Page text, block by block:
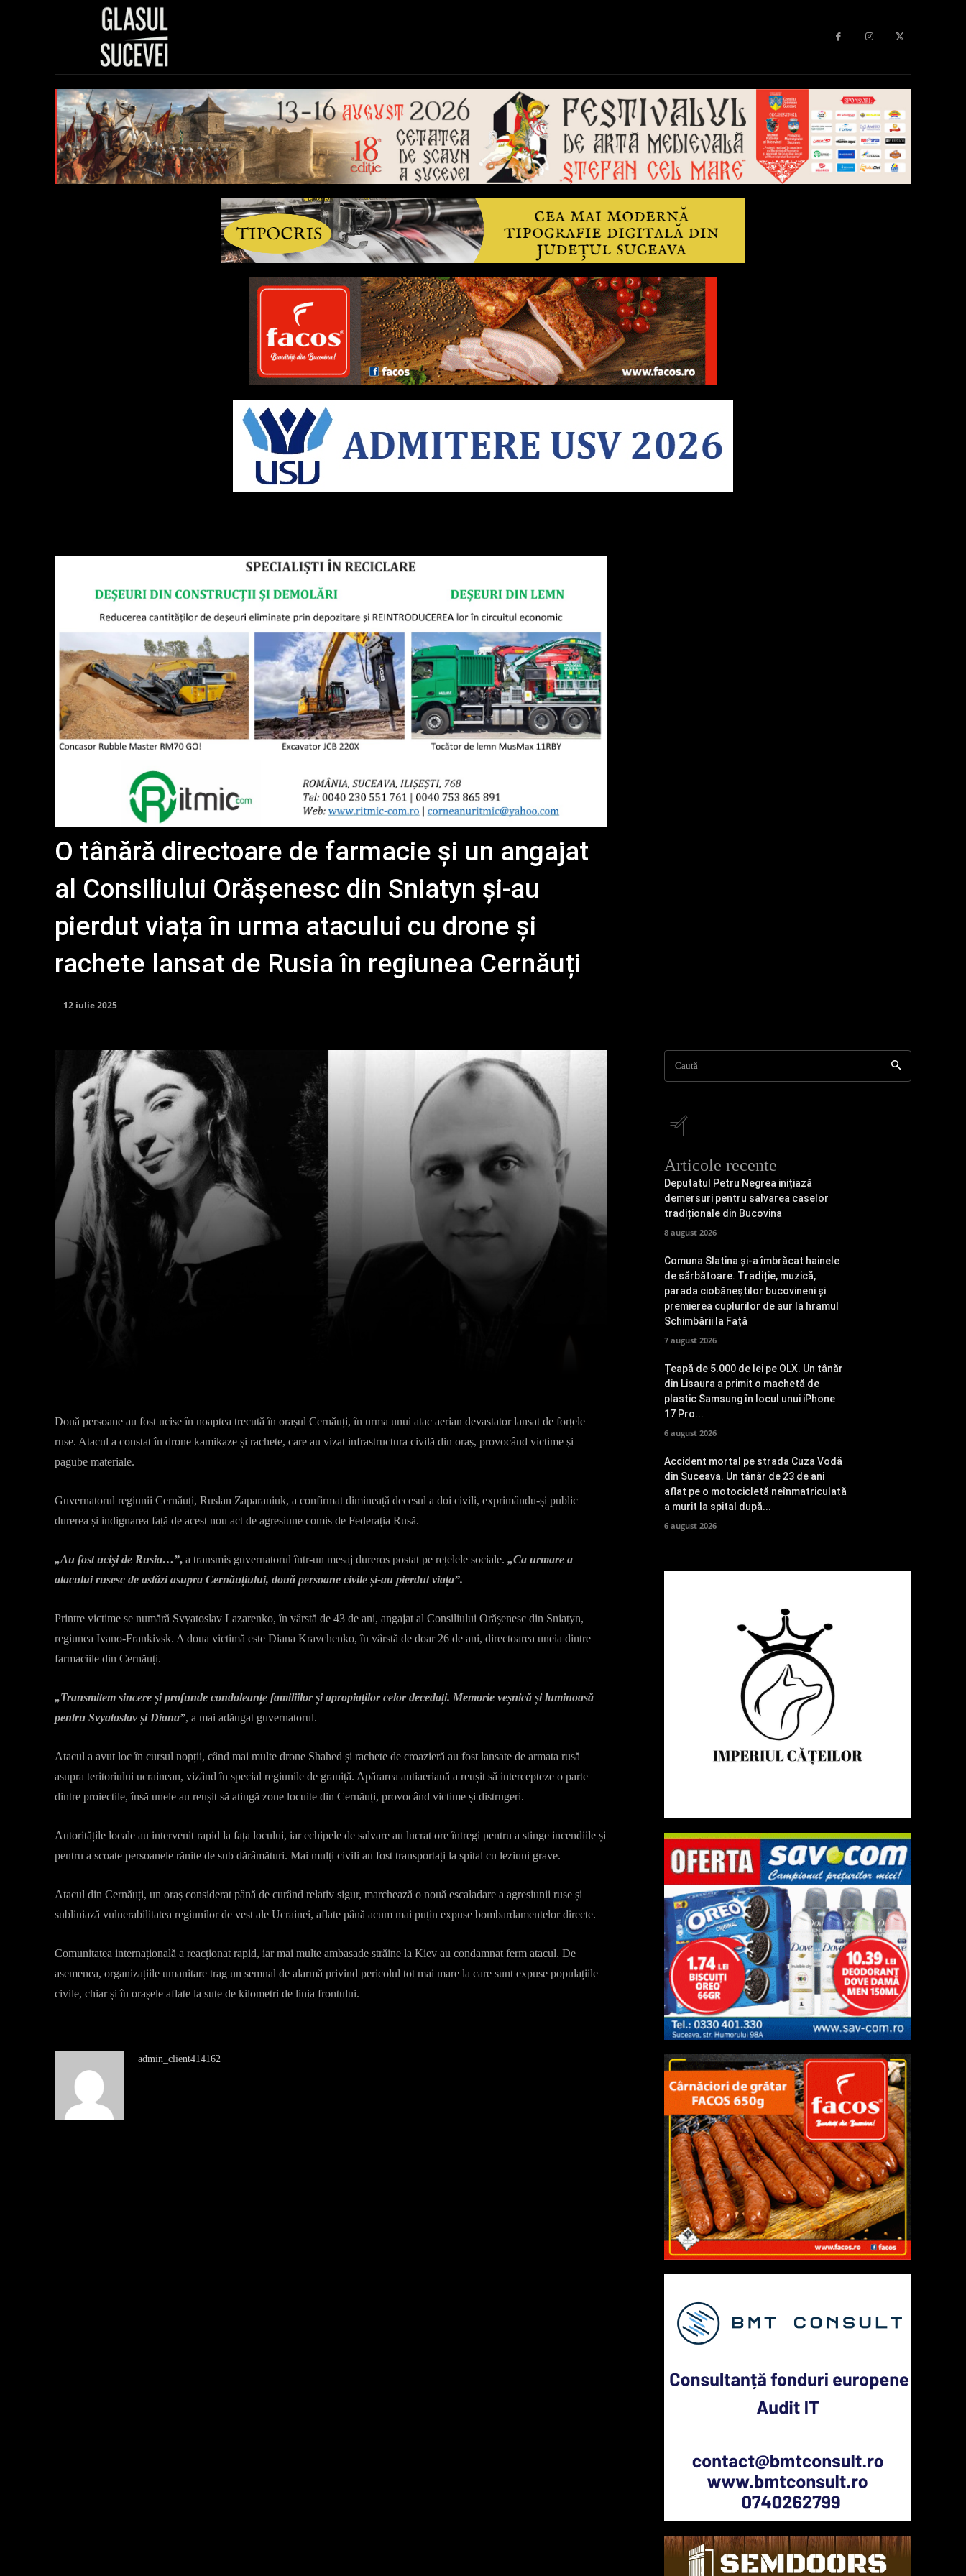
O tânără directoare de farmacie și un angajat
al Consiliului Orășenesc din Sniatyn și-au
pierdut viața în urma atacului cu drone și
rachete lansat de Rusia în regiunea Cernăuți
12 iulie 2025
Două persoane au fost ucise în noaptea trecută în orașul Cernăuți, în urma unui atac aerian devastator lansat de forțele
ruse. Atacul a constat în drone kamikaze și rachete, care au vizat infrastructura civilă din oraș, provocând victime și
pagube materiale.
Guvernatorul regiunii Cernăuți, Ruslan Zaparaniuk, a confirmat dimineață decesul a doi civili, exprimându-și public
durerea și indignarea față de acest nou act de agresiune comis de Federația Rusă.
„Au fost uciși de Rusia…”, a transmis guvernatorul într-un mesaj dureros postat pe rețelele sociale. „Ca urmare a
atacului rusesc de astăzi asupra Cernăuțiului, două persoane civile și-au pierdut viața”.
Printre victime se numără Svyatoslav Lazarenko, în vârstă de 43 de ani, angajat al Consiliului Orășenesc din Sniatyn,
regiunea Ivano-Frankivsk. A doua victimă este Diana Kravchenko, în vârstă de doar 26 de ani, directoarea uneia dintre
farmaciile din Cernăuți.
„Transmitem sincere și profunde condoleanțe familiilor și apropiaților celor decedați. Memorie veșnică și luminoasă
pentru Svyatoslav și Diana”, a mai adăugat guvernatorul.
Atacul a avut loc în cursul nopții, când mai multe drone Shahed și rachete de croazieră au fost lansate de armata rusă
asupra teritoriului ucrainean, vizând în special regiunile de graniță. Apărarea antiaeriană a reușit să intercepteze o parte
dintre proiectile, însă unele au reușit să atingă zone locuite din Cernăuți, provocând victime și distrugeri.
Autoritățile locale au intervenit rapid la fața locului, iar echipele de salvare au lucrat ore întregi pentru a stinge incendiile și
pentru a scoate persoanele rănite de sub dărâmături. Mai mulți civili au fost transportați la spital cu leziuni grave.
Atacul din Cernăuți, un oraș considerat până de curând relativ sigur, marchează o nouă escaladare a agresiunii ruse și
subliniază vulnerabilitatea regiunilor de vest ale Ucrainei, aflate până acum mai puțin expuse bombardamentelor directe.
Comunitatea internațională a reacționat rapid, iar mai multe ambasade străine la Kiev au condamnat ferm atacul. De
asemenea, organizațiile umanitare trag un semnal de alarmă privind pericolul tot mai mare la care sunt expuse populațiile
civile, chiar și în orașele aflate la sute de kilometri de linia frontului.
admin_client414162
Caută
Articole recente
Deputatul Petru Negrea inițiază
demersuri pentru salvarea caselor
tradiționale din Bucovina
8 august 2026
Comuna Slatina și-a îmbrăcat hainele
de sărbătoare. Tradiție, muzică,
parada ciobăneștilor bucovineni și
premierea cuplurilor de aur la hramul
Schimbării la Față
7 august 2026
Țeapă de 5.000 de lei pe OLX. Un tânăr
din Lisaura a primit o machetă de
plastic Samsung în locul unui iPhone
17 Pro...
6 august 2026
Accident mortal pe strada Cuza Vodă
din Suceava. Un tânăr de 23 de ani
aflat pe o motocicletă neînmatriculată
a murit la spital după...
6 august 2026